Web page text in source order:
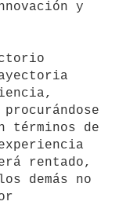
términos de
rentado,
demás no